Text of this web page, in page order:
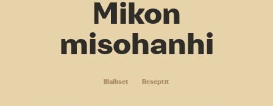
Mikon
misohanhi
Illalliset Reseptit